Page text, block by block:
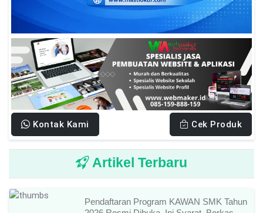
Kontak Kami Cek Produk
Artikel Terbaru
Pendaftaran Program KAWAN SMK Tahun